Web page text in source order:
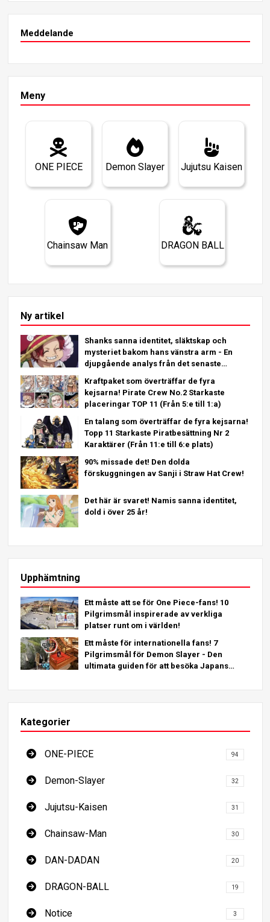
Meddelande
Meny
ONE PIECE Demon Slayer Jujutsu Kaisen
Chainsaw Man DRAGON BALL
Ny artikel
Shanks sanna identitet, släktskap och
mysteriet bakom hans vänstra arm - En
djupgående analys från det senaste
Kraftpaket som överträffar de fyra
kejsarna! Pirate Crew No.2 Starkaste
placeringar TOP 11 (Från 5:e till 1:a)
En talang som överträffar de fyra kejsarna!
Topp 11 Starkaste Piratbesättning Nr 2
Karaktärer (Från 11:e till 6:e plats)
90% missade det! Den dolda
förskuggningen av Sanji i Straw Hat Crew!
Det här är svaret! Namis sanna identitet,
dold i över 25 år!
Upphämtning
Ett måste att se för One Piece-fans! 10
Pilgrimsmål inspirerade av verkliga
platser runt om i världen!
Ett måste för internationella fans! 7
Pilgrimsmål för Demon Slayer - Den
ultimata guiden för att besöka Japans
Kategorier
ONE-PIECE 94
Demon-Slayer 32
Jujutsu-Kaisen 31
Chainsaw-Man 30
DAN-DADAN 20
DRAGON-BALL 19
Notice 3